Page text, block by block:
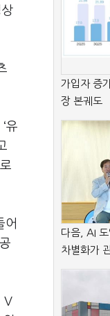
유
어
V
가입자 증
장 본궤도
다음, AI
차별화가